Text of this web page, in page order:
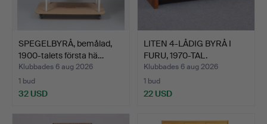
SPEGELBYRÅ, bemålad,
1900-talets första hä…
Klubbades 6 aug 2026
1 bud
32 USD
LITEN 4-LÅDIG BYRÅ I
FURU, 1970-TAL.
Klubbades 6 aug 2026
1 bud
22 USD